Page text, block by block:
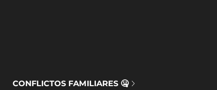
CONFLICTOS FAMILIARES 🤐